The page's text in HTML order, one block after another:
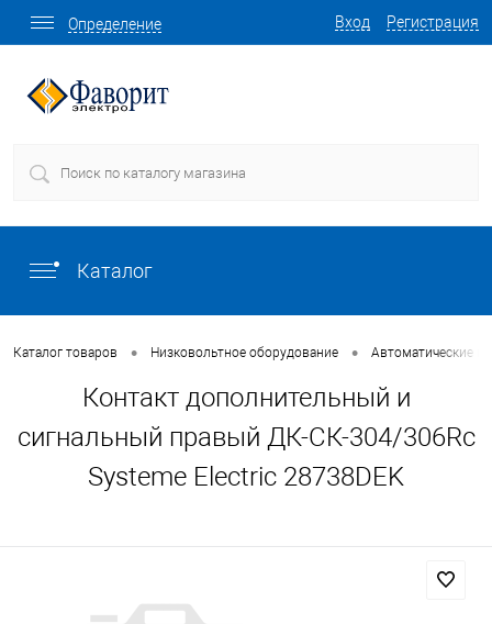
Вход Регистрация
Определение
Каталог
Каталог товаров • Низковольтное оборудование • Автоматические
Контакт дополнительный и
сигнальный правый ДК-СК-304/306Rc
Systeme Electric 28738DEK